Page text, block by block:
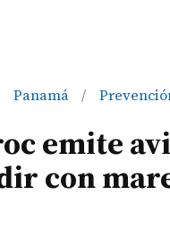
Panamá /
emite
con